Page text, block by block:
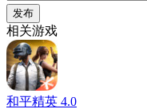
发布
相关游戏
和平精英 4.0